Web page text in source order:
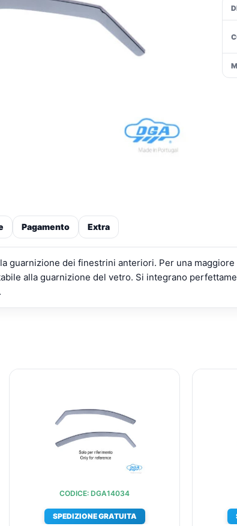
Pagamento Extra
guarnizione dei finestrini anteriori. Per una
alla guarnizione del vetro. Si integrano
CODICE: DGA14034
SPEDIZIONE GRATUITA
€73,81.